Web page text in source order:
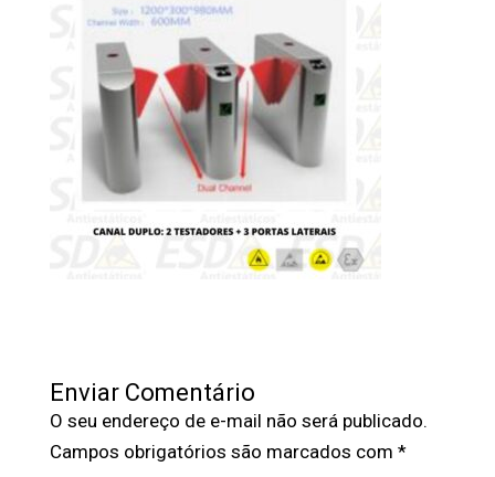
Enviar Comentário
O seu endereço de e-mail não será publicado.
Campos obrigatórios são marcados com *